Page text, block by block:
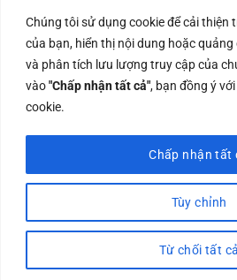
Chúng tôi sử dụng cookie để cải thiện
của bạn, hiển thị nội dung hoặc
và phân tích lưu lượng truy cập của
vào"Chấp nhận tất cả", bạn đồng ý
cookie.
Tùy chỉnh
Từ chối tất cả
Chấp nhận tất
Công ty TNHH Nam Bình Xương -
cấp ngày 14/06/2019 bởi Sở Kế
Nội
Copyrights @2023 Nam Binh